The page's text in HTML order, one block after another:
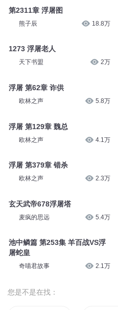
第2311章 浮屠图
熊子辰 18.8万
1273 浮屠老人
天下书盟 2万
浮屠 第62章 诈供
欧林之声 5.8万
浮屠 第129章 魏总
欧林之声 4.1万
浮屠 第379章 错杀
欧林之声 2.3万
玄天武帝678浮屠塔
麦疯的思远 5.4万
池中鳞篇 第253集 羊百战VS浮
屠蛇皇
奇喵君故事 2.1万
您是不是在找：